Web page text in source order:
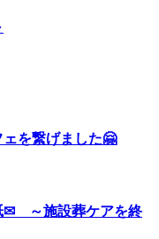
を繋げました🤗
✉ ～施設葬ケアを終